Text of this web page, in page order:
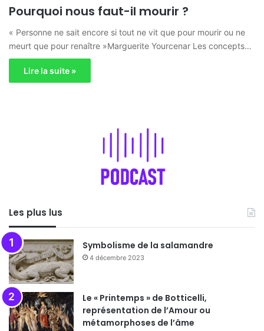
Pourquoi nous faut-il mourir ?
« Personne ne sait encore si tout ne vit que pour mourir ou ne
meurt que pour renaître »Marguerite Yourcenar Les concepts…
Lire la suite »
Les plus lus
Symbolisme de la salamandre
4 décembre 2023
Le « Printemps » de Botticelli,
représentation de l’Amour ou
métamorphoses de l’âme